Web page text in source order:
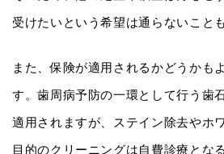
受けたいという希望は通らないこと
また、保険が適用されるかどうかも
す。歯周病予防の一環として行う歯
適用されますが、ステイン除去やホ
目的のクリーニングは自費診療とな